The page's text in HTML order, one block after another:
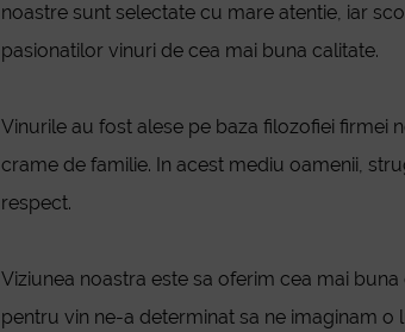
noastre sunt selectate cu mare atentie, iar
pasionatilor vinuri de cea mai buna calitate.
Vinurile au fost alese pe baza filozofiei firmei
crame de familie. In acest mediu oamenii,
respect.
Viziunea noastra este sa oferim cea mai
pentru vin ne-a determinat sa ne imaginam